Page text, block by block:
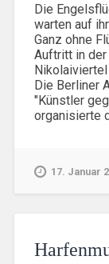
Die
warten auf
Ganz ohne
Auftritt in
Nikolaiviertel
Die Berliner
"Künstler
organisierte
17. Januar